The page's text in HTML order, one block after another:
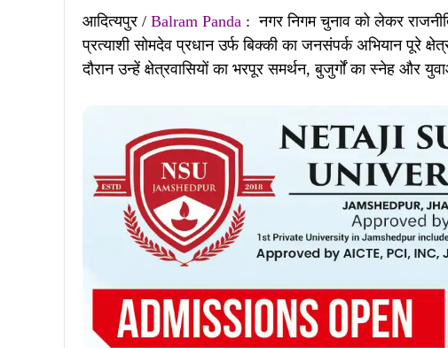
आदित्यपुर / Balram Panda : नगर निगम चुनाव को लेकर
प्रत्याशी सोमदेव प्रधान उर्फ बिक्की का जनसंपर्क अभियान पूरे
दौरान उन्हें क्षेत्रवासियों का भरपूर समर्थन, बुजुर्गों का स्नेह और